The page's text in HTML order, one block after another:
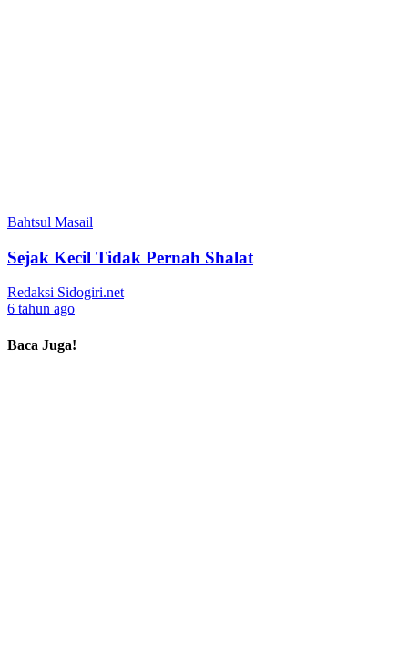
Bahtsul Masail
Sejak Kecil Tidak Pernah Shalat
Redaksi Sidogiri.net
6 tahun ago
Baca Juga!